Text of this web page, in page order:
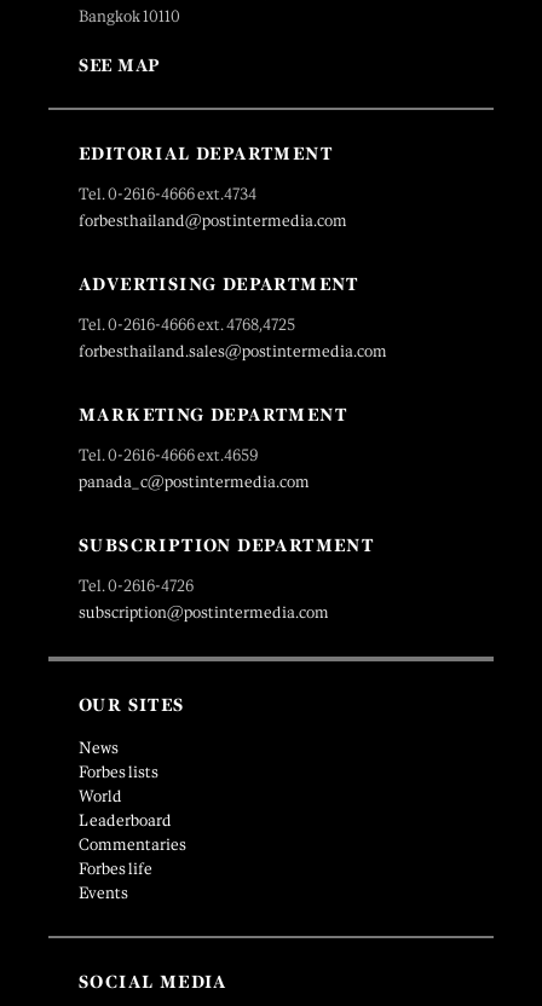
Bangkok 10110
SEE MAP
EDITORIAL DEPARTMENT
Tel. 0-2616-4666 ext.4734
forbesthailand@postintermedia.com
ADVERTISING DEPARTMENT
Tel. 0-2616-4666 ext. 4768,4725
forbesthailand.sales@postintermedia.com
MARKETING DEPARTMENT
Tel. 0-2616-4666 ext.4659
panada_c@postintermedia.com
SUBSCRIPTION DEPARTMENT
Tel. 0-2616-4726
subscription@postintermedia.com
OUR SITES
News
Forbes lists
World
Leaderboard
Commentaries
Forbes life
Events
SOCIAL MEDIA